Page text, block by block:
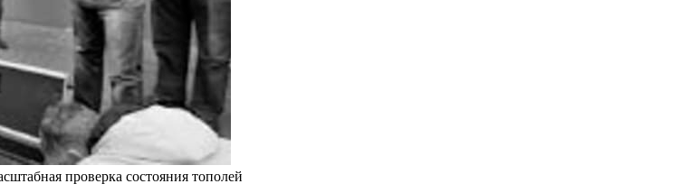
проверка состояния тополей